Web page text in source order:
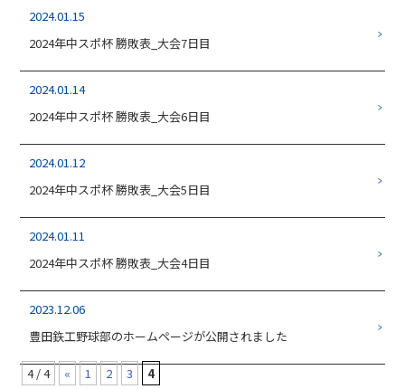
2024.01.15
2024年中スポ杯 勝敗表_大会7日目
2024.01.14
2024年中スポ杯 勝敗表_大会6日目
2024.01.12
2024年中スポ杯 勝敗表_大会5日目
2024.01.11
2024年中スポ杯 勝敗表_大会4日目
2023.12.06
豊田鉃工野球部のホームページが公開されました
4 / 4 « 1 2 3 4